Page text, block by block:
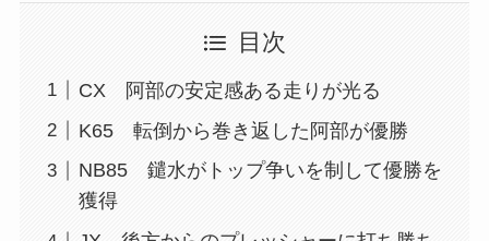
目次
CX 阿部の安定感ある走りが光る
K65 転倒から巻き返した阿部が優勝
NB85 鑓水がトップ争いを制して優勝を
獲得